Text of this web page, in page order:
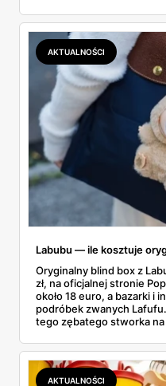
najszybciej rosnący sport
lawinowo, a chętnych
dokładnie dostajemy za te
faktycznie wystarczy.
AKTUALNOŚCI
Labubu — ile kosztuje
Oryginalny blind box z
zł, na oficjalnej stronie
około 18 euro, a bazarki i
podróbek zwanych
tego zębatego stworka na
kosztuje i po czym
podróbki. Spisałam
łącznie z jedną wpadką,
AKTUALNOŚCI